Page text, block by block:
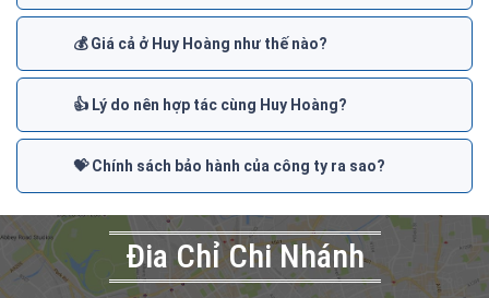
💰 Giá cả ở Huy Hoàng như thế nào?
👍 Lý do nên hợp tác cùng Huy Hoàng?
💝 Chính sách bảo hành của công ty ra sao?
Đia Chỉ Chi Nhánh